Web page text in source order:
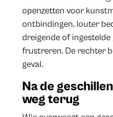
openzetten voor
ontbindingen, louter
dreigende of
frustreren. De rechter
geval.
Na de
weg terug